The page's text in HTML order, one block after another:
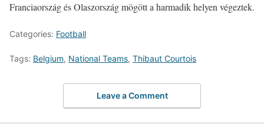
Franciaország és Olaszország mögött a harmadik helyen végeztek.
Categories: Football
Tags: Belgium, National Teams, Thibaut Courtois
Leave a Comment